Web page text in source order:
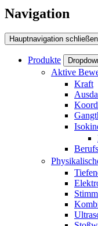
Navigation
Hauptnavigation schließen
Produkte
Aktive
Kraft